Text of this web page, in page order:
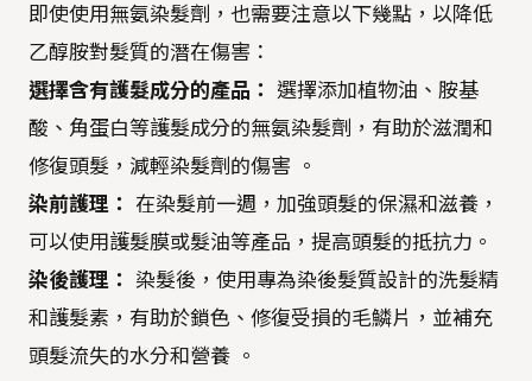
即使使用無氨染髮劑，也需要注意以下幾點，以降低
乙醇胺對髮質的潛在傷害：
選擇含有護髮成分的產品：
選擇添加植物油、胺基
酸、角蛋白等護髮成分的無氨染髮劑，有助於滋潤和
修復頭髮，減輕染髮劑的傷害 。
染前護理： 在染髮前一週，加強頭髮的保濕和滋養，
可以使用護髮膜或髮油等產品，提高頭髮的抵抗力。
染後護理： 染髮後，使用專為染後髮質設計的洗髮精
和護髮素，有助於鎖色、修復受損的毛鱗片，並補充
頭髮流失的水分和營養 。